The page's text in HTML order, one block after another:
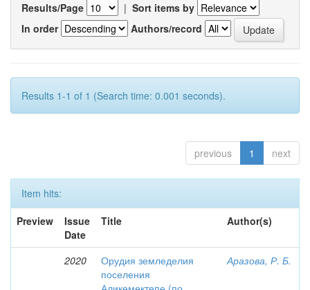
Results/Page | Sort items by
In order
Authors/record
Results 1-1 of 1 (Search time: 0.001 seconds).
previous 1 next
Item hits:
Preview
Issue
Date
Title Author(s)
2020
Орудия земледелия
поселения
Аразова, Р. Б.